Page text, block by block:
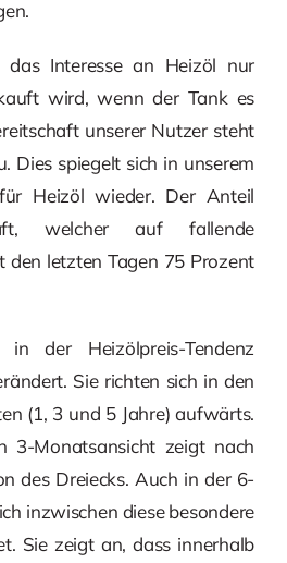
Interesse an Heizöl nur
wird, wenn der Tank es
unserer Nutzer steht
Dies spiegelt sich in unserem
Heizöl wieder. Der Anteil
welcher auf fallende
den letzten Tagen 75 Prozent
in der Heizölpreis-Tendenz
Sie richten sich in den
(1, 3 und 5 Jahre) aufwärts.
3-Monatsansicht zeigt nach
des Dreiecks. Auch in der 6-
inzwischen diese besondere
Sie zeigt an, dass innerhalb